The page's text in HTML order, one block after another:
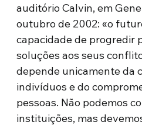
auditório Calvin, em
outubro de 2002: «o
capacidade de progredir
soluções aos seus
depende unicamente da
indivíduos e do
pessoas. Não podemos
instituições, mas